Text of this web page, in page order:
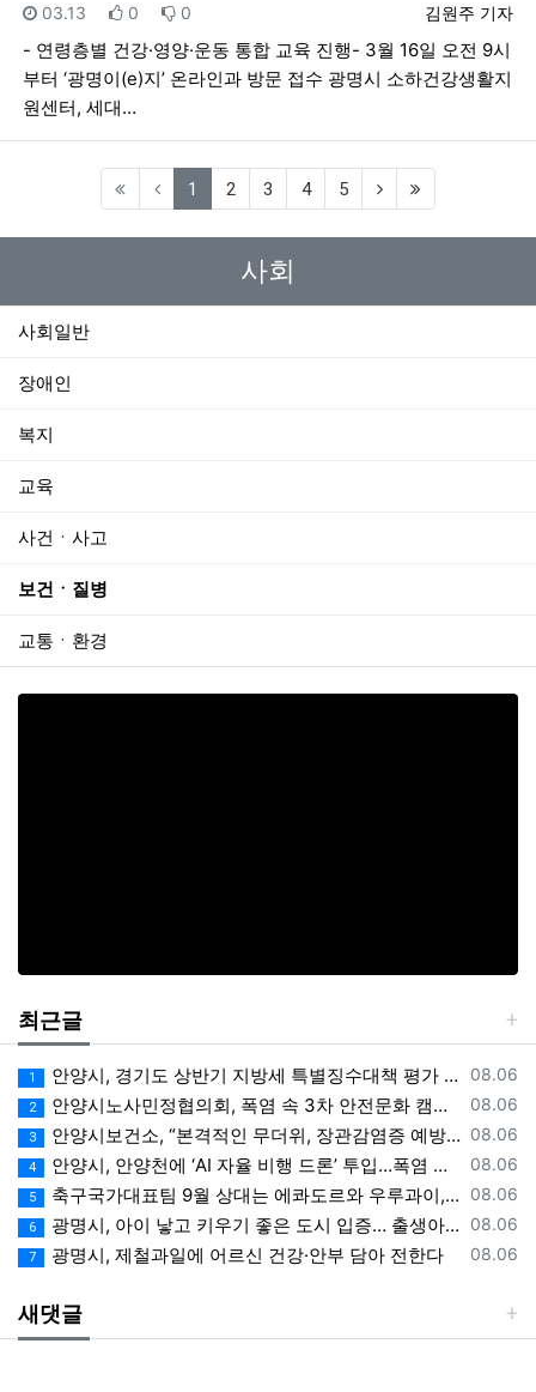
등록자
김원주 기자
등록일
03.13 추천
0 비추천
0
- 연령층별 건강·영양·운동 통합 교육 진행- 3월 16일 오전 9시
부터 ‘광명이(e)지’ 온라인과 방문 접수 광명시 소하건강생활지
원센터, 세대…
1 (current)
2 3 4 5
사회
사회일반
장애인
복지
교육
사건ㆍ사고
보건ㆍ질병
교통ㆍ환경
최근글
등록일
08.06
1 안양시, 경기도 상반기 지방세 특별징수대책 평가 ‘우수상’
등록일
08.06
2 안양시노사민정협의회, 폭염 속 3차 안전문화 캠페인 전개
등록일
08.06
3 안양시보건소, “본격적인 무더위, 장관감염증 예방에 각별한 주의 필요”
등록일
08.06
4 안양시, 안양천에 ‘AI 자율 비행 드론’ 투입…폭염 속 온열 질환 예방 계도
등록일
08.06
5 축구국가대표팀 9월 상대는 에콰도르와 우루과이, 9.10월 A매치 4연전 상대 모두 확정
등록일
08.06
6 광명시, 아이 낳고 키우기 좋은 도시 입증… 출생아 증가율 경기도 1위
등록일
08.06
7 광명시, 제철과일에 어르신 건강·안부 담아 전한다
새댓글